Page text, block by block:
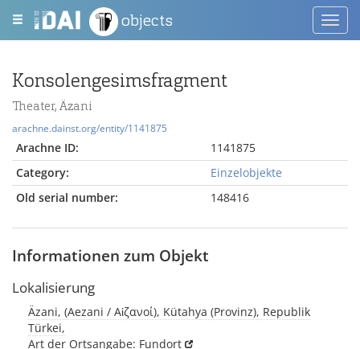
objects
Konsolengesimsfragment
Theater, Äzani
arachne.dainst.org/entity/1141875
Arachne ID:
1141875
Category:
Einzelobjekte
Old serial number:
148416
Informationen zum Objekt
Lokalisierung
Äzani, (Aezani / Αἰζανοί), Kütahya (Provinz), Republik
Türkei,
Art der Ortsangabe: Fundort